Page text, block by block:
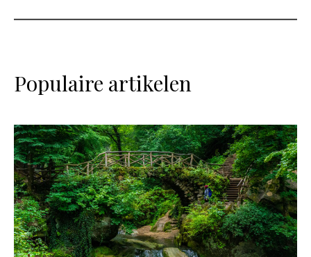
Populaire artikelen